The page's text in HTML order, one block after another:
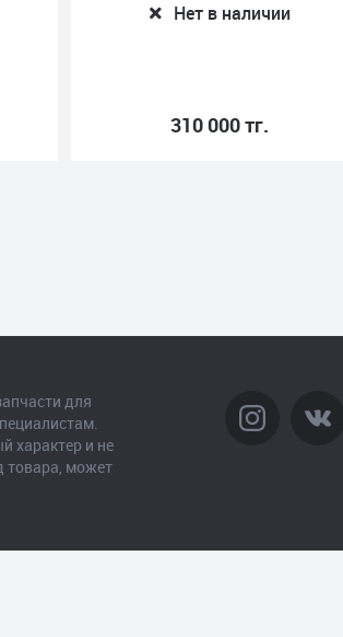
Нет в наличии
243 000 тг.
для
характер и не
товара, может